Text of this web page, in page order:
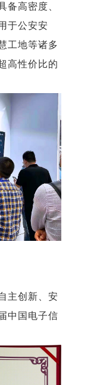
备高密度、
于公安安
工地等诸多
高性价比的
主创新、安
中国电子信